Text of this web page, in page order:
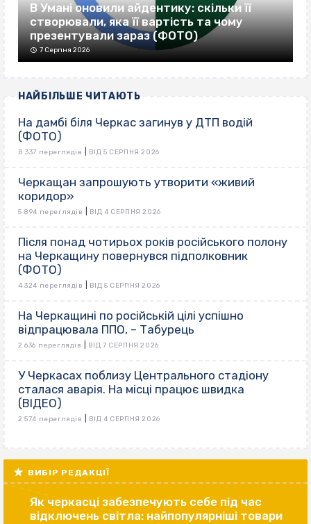
В Умані оновили айдентику: скільки її
створювали, яка її вартість та чому
презентували зараз (ФОТО)
7 Серпня 2026
НАЙБІЛЬШЕ ЧИТАЮТЬ
На дамбі біля Черкас загинув у ДТП водій
(ФОТО)
8 337 переглядів ВІД 5 СЕРПНЯ 2026
Черкащан запрошують утворити «живий
коридор»
5 894 переглядів ВІД 4 СЕРПНЯ 2026
Після понад чотирьох років російського полону
на Черкащину повернувся підполковник
(ФОТО)
4 324 переглядів ВІД 5 СЕРПНЯ 2026
На Черкащині по російській цілі успішно
відпрацювала ППО, – Табурець
2 636 переглядів ВІД 7 СЕРПНЯ 2026
У Черкасах поблизу Центрального стадіону
сталася аварія. На місці працює швидка
(ВІДЕО)
2 574 переглядів ВІД 4 СЕРПНЯ 2026
ВИБІР РЕДАКЦІЇ
Як черкасці забезпечують себе під час
відключень світла: найпопулярніші товари